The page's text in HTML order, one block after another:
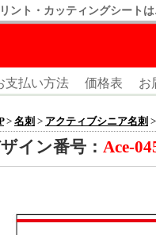
ント・カッティングシート
支払い方法 価格表 お
> 名刺 > アクティブシニア名刺
イン番号： Ace-